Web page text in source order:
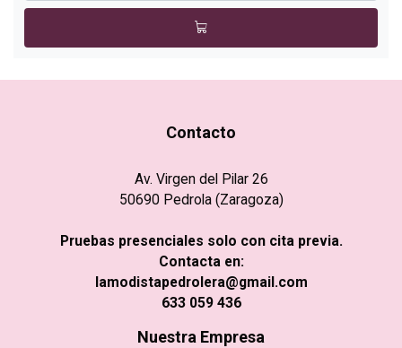
Contacto
Av. Virgen del Pilar 26
50690 Pedrola (Zaragoza)
Pruebas presenciales solo con cita previa.
Contacta en:
lamodistapedrolera@gmail.com
633 059 436
Nuestra Empresa